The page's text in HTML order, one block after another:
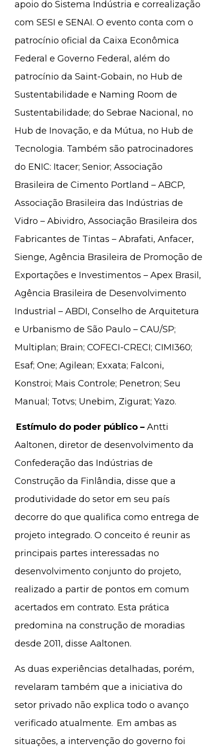
apoio do Sistema Indústria e correalização
com SESI e SENAI. O evento conta com o
patrocínio oficial da Caixa Econômica
Federal e Governo Federal, além do
patrocínio da Saint-Gobain, no Hub de
Sustentabilidade e Naming Room de
Sustentabilidade; do Sebrae Nacional, no
Hub de Inovação, e da Mútua, no Hub de
Tecnologia. Também são patrocinadores
do ENIC: Itacer; Senior; Associação
Brasileira de Cimento Portland – ABCP,
Associação Brasileira das Indústrias de
Vidro – Abividro, Associação Brasileira dos
Fabricantes de Tintas – Abrafati, Anfacer,
Sienge, Agência Brasileira de Promoção de
Exportações e Investimentos – Apex Brasil,
Agência Brasileira de Desenvolvimento
Industrial – ABDI, Conselho de Arquitetura
e Urbanismo de São Paulo – CAU/SP;
Multiplan; Brain; COFECI-CRECI; CIMI360;
Esaf; One; Agilean; Exxata; Falconi,
Konstroi; Mais Controle; Penetron; Seu
Manual; Totvs; Unebim, Zigurat; Yazo.
Estímulo do poder público – Antti
Aaltonen, diretor de desenvolvimento da
Confederação das Indústrias de
Construção da Finlândia, disse que a
produtividade do setor em seu país
decorre do que qualifica como entrega de
projeto integrado. O conceito é reunir as
principais partes interessadas no
desenvolvimento conjunto do projeto,
realizado a partir de pontos em comum
acertados em contrato. Esta prática
predomina na construção de moradias
desde 2011, disse Aaltonen.
As duas experiências detalhadas, porém,
revelaram também que a iniciativa do
setor privado não explica todo o avanço
verificado atualmente. Em ambas as
situações, a intervenção do governo foi